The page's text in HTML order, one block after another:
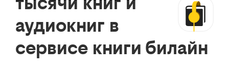
аудиокниг в
сервисе книги билайн